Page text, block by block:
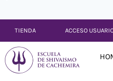
TIENDA ACCESO